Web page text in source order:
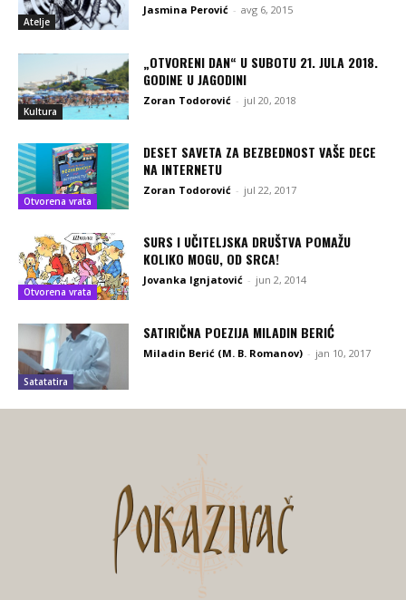
Atelje
Jasmina Perović - avg 6, 2015
Kultura
„OTVORENI DAN“ U SUBOTU 21. JULA 2018.
GODINE U JAGODINI
Zoran Todorović - jul 20, 2018
Otvorena vrata
DESET SAVETA ZA BEZBEDNOST VAŠE DECE
NA INTERNETU
Zoran Todorović - jul 22, 2017
Otvorena vrata
SURS I UČITELJSKA DRUŠTVA POMAŽU
KOLIKO MOGU, OD SRCA!
Jovanka Ignjatović - jun 2, 2014
Satatatira
SATIRIČNA POEZIJA MILADIN BERIĆ
Miladin Berić (M. B. Romanov) - jan 10, 2017